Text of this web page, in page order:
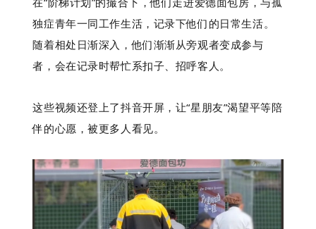
独症青年一同工作生活，记录下他们的日常生活。
随着相处日渐深入，他们渐渐从旁观者变成参与
者，会在记录时帮忙系扣子、招呼客人。
这些视频还登上了抖音开屏，让“星朋友”渴望平等陪
伴的心愿，被更多人看见。